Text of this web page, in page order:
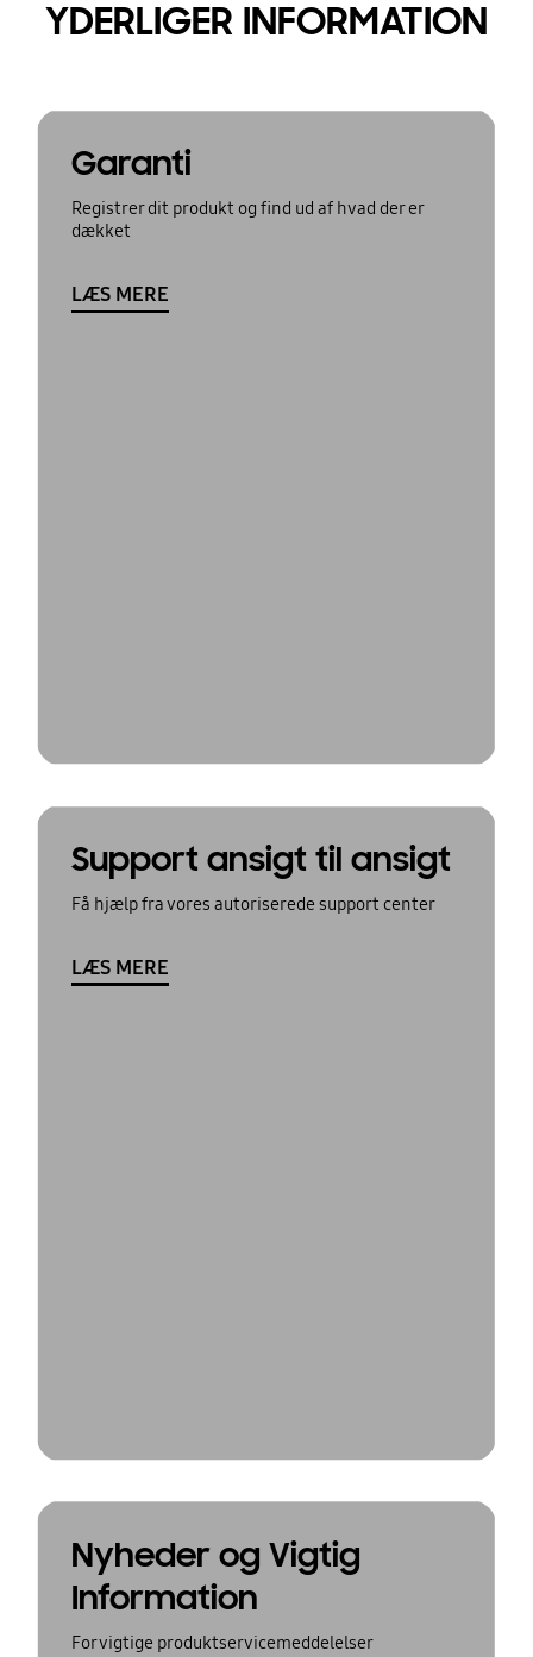
YDERLIGER INFORMATION
Garanti
Registrer dit produkt og find ud af hvad der er
dækket
LÆS MERE
Support ansigt til ansigt
Få hjælp fra vores autoriserede support center
LÆS MERE
Nyheder og Vigtig
Information
For vigtige produktservicemeddelelser